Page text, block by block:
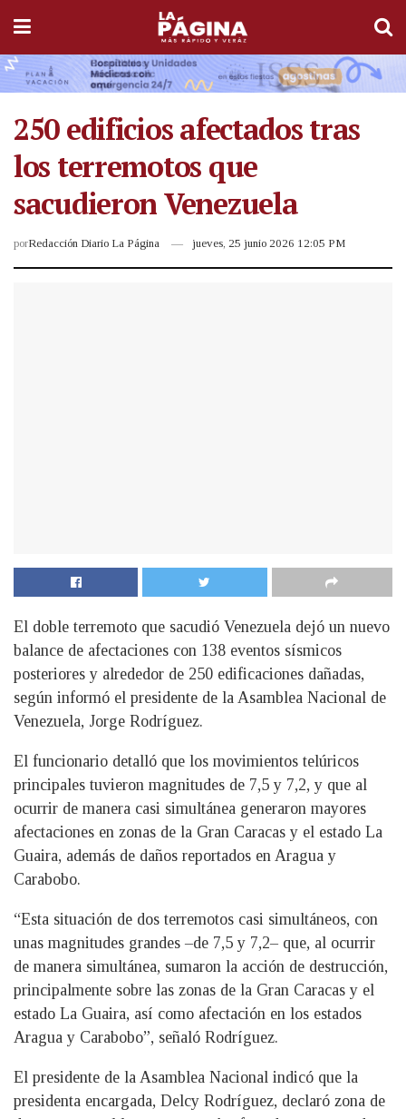
250 edificios afectados tras
los terremotos que
sacudieron Venezuela
porRedacción Diario La Página jueves, 25 junio 2026 12:05 PM
El doble terremoto que sacudió Venezuela dejó un nuevo
balance de afectaciones con 138 eventos sísmicos
posteriores y alrededor de 250 edificaciones dañadas,
según informó el presidente de la Asamblea Nacional de
Venezuela, Jorge Rodríguez.
El funcionario detalló que los movimientos telúricos
principales tuvieron magnitudes de 7,5 y 7,2, y que al
ocurrir de manera casi simultánea generaron mayores
afectaciones en zonas de la Gran Caracas y el estado La
Guaira, además de daños reportados en Aragua y
Carabobo.
“Esta situación de dos terremotos casi simultáneos, con
unas magnitudes grandes –de 7,5 y 7,2– que, al ocurrir
de manera simultánea, sumaron la acción de destrucción,
principalmente sobre las zonas de la Gran Caracas y el
estado La Guaira, así como afectación en los estados
Aragua y Carabobo”, señaló Rodríguez.
El presidente de la Asamblea Nacional indicó que la
presidenta encargada, Delcy Rodríguez, declaró zona de